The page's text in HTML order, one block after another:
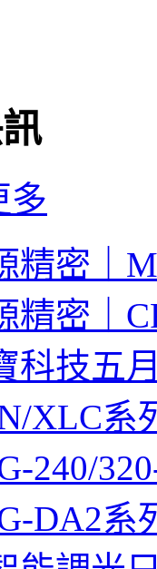
多
精密｜
精密｜
科技五
XLC系
240/
DA2系